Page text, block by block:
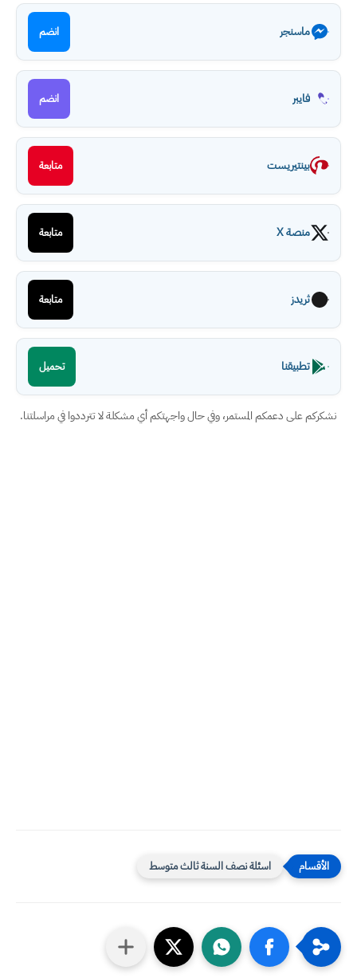
ماسنجر انضم
فايبر انضم
بينتيريست متابعة
منصة X متابعة
ثريدز متابعة
تطبيقنا تحميل
نشكركم على دعمكم المستمر، وفي حال واجهتكم أي مشكلة لا تترددوا في مراسلتنا.
اسئلة نصف السنة ثالث متوسط